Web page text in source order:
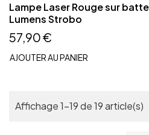
Lampe Laser Rouge sur
Lumens Strobo
57,90 €
AJOUTER AU PANIER
Affichage 1-19 de 19 article(s)